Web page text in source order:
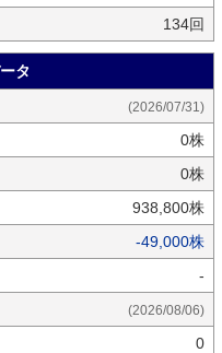
134回
タ
(2026/07/31)
0株
0株
938,800株
-49,000株
-
(2026/08/06)
0